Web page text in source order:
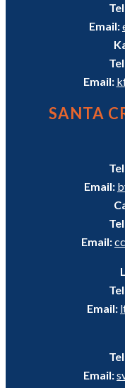
Email:
Email:
SANTA
Email:
Email:
Email:
Email: